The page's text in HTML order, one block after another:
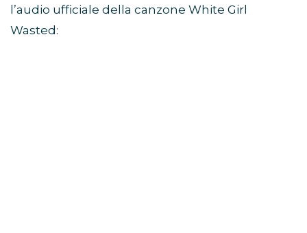
l’audio ufficiale della canzone White Girl
Wasted: